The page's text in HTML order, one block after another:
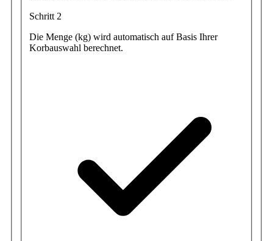
Schritt 2
Die Menge (kg) wird automatisch auf Basis Ihrer
Korbauswahl berechnet.